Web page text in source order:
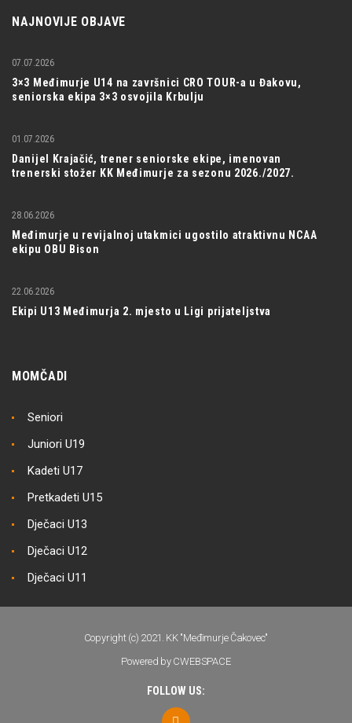
NAJNOVIJE OBJAVE
3×3 Međimurje U14 na završnici CRO TOUR-a u Đakovu,
seniorska ekipa 3×3 osvojila Krbulju
07.07.2026
Danijel Krajačić, trener seniorske ekipe, imenovan
trenerski stožer KK Međimurje za sezonu 2026./2027.
01.07.2026
Međimurje u revijalnoj utakmici ugostilo atraktivnu NCAA
ekipu OBU Bison
28.06.2026
Ekipi U13 Međimurja 2. mjesto u Ligi prijateljstva
22.06.2026
MOMČADI
Seniori
Juniori U19
Kadeti U17
Pretkadeti U15
Dječaci U13
Dječaci U12
Dječaci U11
Copyright (c) 2021. KK "Međimurje Čakovec"
Powered by CWEBSPACE
FOLLOW US: